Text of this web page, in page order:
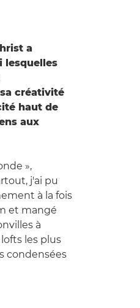
a
lesquelles
créativité
haut de
aux
»,
j'ai pu
à la fois
et mangé
à
les plus
condensées